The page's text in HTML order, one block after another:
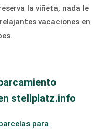
la viñeta, nada le
vacaciones en
stellplatz.info
para